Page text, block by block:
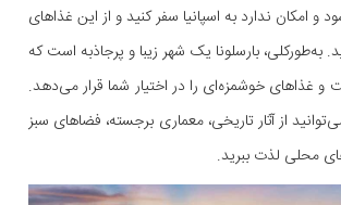
ندارد به اسپانیا سفر کنید و از این غذاهای
به‌طورکلی، بارسلونا یک شهر زیبا و پرجاذبه است که
و غذاهای خوشمزه‌ای را در اختیار شما قرار می‌دهد.
از آثار تاریخی، معماری برجسته، فضاهای سبز
محلی لذت ببرید.